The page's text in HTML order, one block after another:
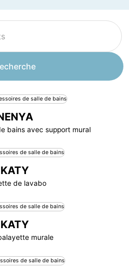
bains avec support mural
KATY
de lavabo
KATY
murale